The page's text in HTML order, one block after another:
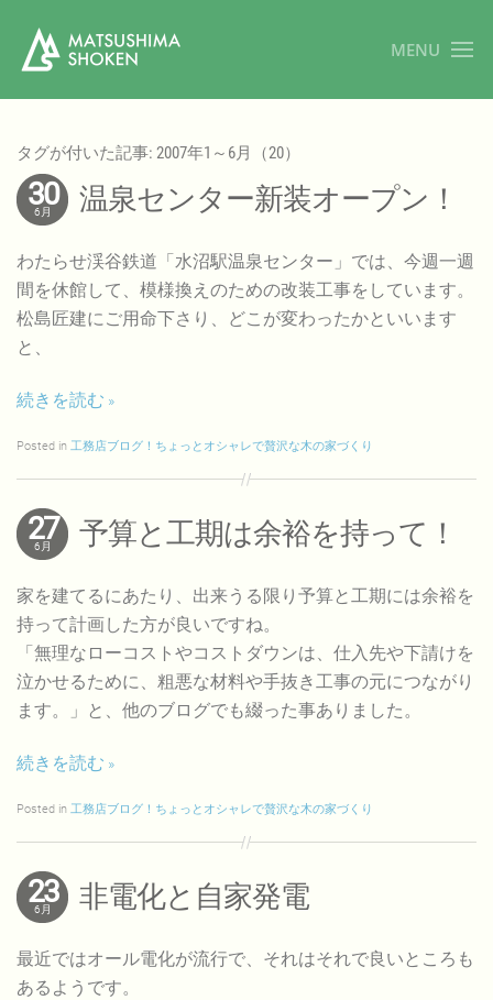
MENU
タグが付いた記事: 2007年1～6月（20）
30
6月 温泉センター新装オープン！
わたらせ渓谷鉄道「水沼駅温泉センター」では、今週一週
間を休館して、模様換えのための改装工事をしています。
松島匠建にご用命下さり、どこが変わったかといいます
と、
続きを読む
Posted in 工務店ブログ！ちょっとオシャレで贅沢な木の家づくり
27
6月 予算と工期は余裕を持って！
家を建てるにあたり、出来うる限り予算と工期には余裕を
持って計画した方が良いですね。
「無理なローコストやコストダウンは、仕入先や下請けを
泣かせるために、粗悪な材料や手抜き工事の元につながり
ます。」と、他のブログでも綴った事ありました。
続きを読む
Posted in 工務店ブログ！ちょっとオシャレで贅沢な木の家づくり
23
6月 非電化と自家発電
最近ではオール電化が流行で、それはそれで良いところも
あるようです。